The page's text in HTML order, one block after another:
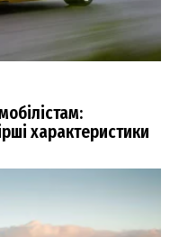
характеристики